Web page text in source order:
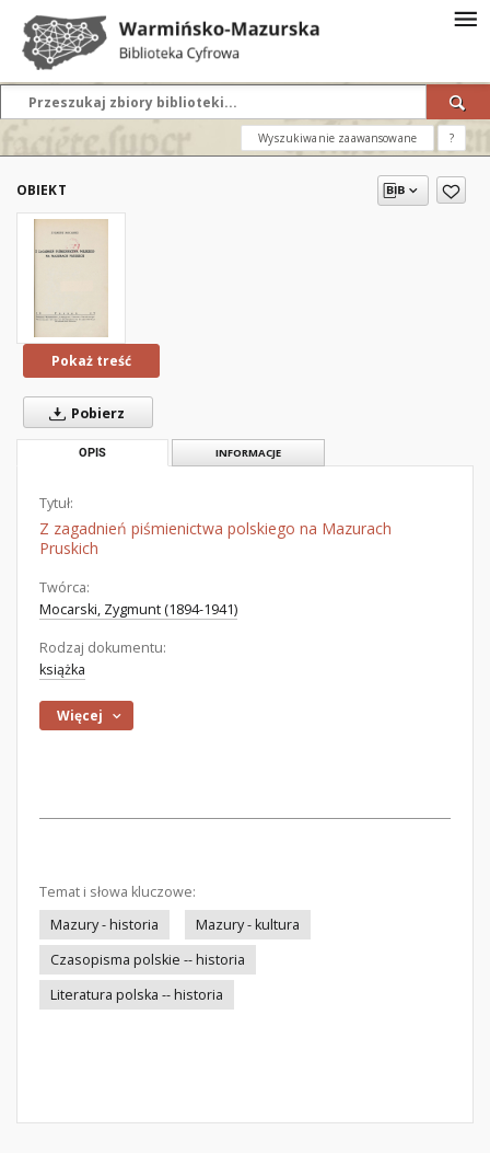
Wyszukiwanie zaawansowane ?
OBIEKT
Pokaż treść
Pobierz
OPIS INFORMACJE
Tytuł:
Z zagadnień piśmienictwa polskiego na Mazurach
Pruskich
Twórca:
Mocarski, Zygmunt (1894-1941)
Rodzaj dokumentu:
książka
Więcej
Temat i słowa kluczowe:
Mazury - historia
Mazury - kultura
Czasopisma polskie -- historia
Literatura polska -- historia